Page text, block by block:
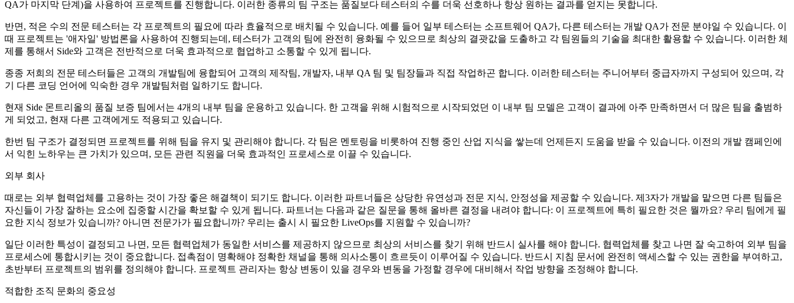
QA가 마지막 단계)을 사용하여 프로젝트를 진행합니다. 이러한 종류의 팀 구조는 품질보다 테스터의 수를 더욱 선호하나 항상 원하는 결과를 얻지는 못합니다.
반면, 적은 수의 전문 테스터는 각 프로젝트의 필요에 따라 효율적으로 배치될 수 있습니다. 예를 들어 일부 테스터는 소프트웨어 QA가, 다른 테스터는 개발 QA가 전문 분야일 수 있습니다. 이
때 프로젝트는 '애자일' 방법론을 사용하여 진행되는데, 테스터가 고객의 팀에 완전히 융화될 수 있으므로 최상의 결괏값을 도출하고 각 팀원들의 기술을 최대한 활용할 수 있습니다. 이러한 체
제를 통해서 Side와 고객은 전반적으로 더욱 효과적으로 협업하고 소통할 수 있게 됩니다.
종종 저희의 전문 테스터들은 고객의 개발팀에 융합되어 고객의 제작팀, 개발자, 내부 QA 팀 및 팀장들과 직접 작업하곤 합니다. 이러한 테스터는 주니어부터 중급자까지 구성되어 있으며, 각
기 다른 코딩 언어에 익숙한 경우 개발팀처럼 일하기도 합니다.
현재 Side 몬트리올의 품질 보증 팀에서는 4개의 내부 팀을 운용하고 있습니다. 한 고객을 위해 시험적으로 시작되었던 이 내부 팀 모델은 고객이 결과에 아주 만족하면서 더 많은 팀을 출범하
게 되었고, 현재 다른 고객에게도 적용되고 있습니다.
한번 팀 구조가 결정되면 프로젝트를 위해 팀을 유지 및 관리해야 합니다. 각 팀은 멘토링을 비롯하여 진행 중인 산업 지식을 쌓는데 언제든지 도움을 받을 수 있습니다. 이전의 개발 캠페인에
서 익힌 노하우는 큰 가치가 있으며, 모든 관련 직원을 더욱 효과적인 프로세스로 이끌 수 있습니다.
외부 회사
때로는 외부 협력업체를 고용하는 것이 가장 좋은 해결책이 되기도 합니다. 이러한 파트너들은 상당한 유연성과 전문 지식, 안정성을 제공할 수 있습니다. 제3자가 개발을 맡으면 다른 팀들은
자신들이 가장 잘하는 요소에 집중할 시간을 확보할 수 있게 됩니다. 파트너는 다음과 같은 질문을 통해 올바른 결정을 내려야 합니다: 이 프로젝트에 특히 필요한 것은 뭘까요? 우리 팀에게 필
요한 지식 정보가 있습니까? 아니면 전문가가 필요합니까? 우리는 출시 시 필요한 LiveOps를 지원할 수 있습니까?
일단 이러한 특성이 결정되고 나면, 모든 협력업체가 동일한 서비스를 제공하지 않으므로 최상의 서비스를 찾기 위해 반드시 실사를 해야 합니다. 협력업체를 찾고 나면 잘 숙고하여 외부 팀을
프로세스에 통합시키는 것이 중요합니다. 접촉점이 명확해야 정확한 채널을 통해 의사소통이 흐르듯이 이루어질 수 있습니다. 반드시 지침 문서에 완전히 액세스할 수 있는 권한을 부여하고,
초반부터 프로젝트의 범위를 정의해야 합니다. 프로젝트 관리자는 항상 변동이 있을 경우와 변동을 가정할 경우에 대비해서 작업 방향을 조정해야 합니다.
적합한 조직 문화의 중요성